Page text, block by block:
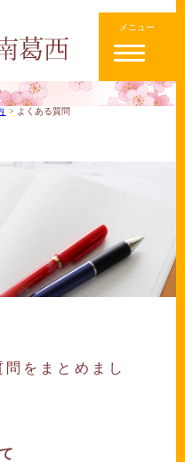
メニュー
> よくある質問
をまとめまし